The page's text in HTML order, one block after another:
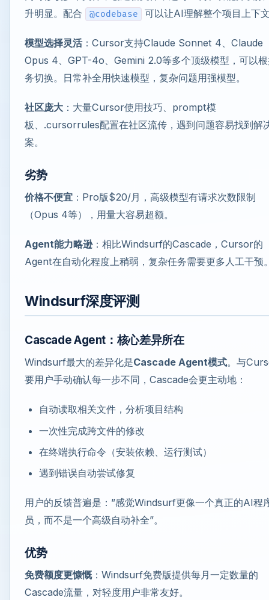
升明显。配合
@codebase 可以让AI理解整个项目上下
模型选择灵活：Cursor支持Claude Sonnet 4、Claude
Opus 4、GPT-4o、Gemini 2.0等多个顶级模型，可以
务切换。日常补全用快速模型，复杂问题用强模型。
社区庞大 ：大量Cursor使用技巧、prompt模
板、.cursorrules配置在社区流传，遇到问题容易找到解
案。
劣势
价格不便宜 ：Pro版$20/月，高级模型有请求次数限制
（Opus 4等），用量大容易超额。
Agent能力略逊：相比Windsurf的Cascade，Cursor的
Agent在自动化程度上稍弱，复杂任务需要更多人工干预
Windsurf深度评测
Cascade Agent：核心差异所在
Windsurf最大的差异化是Cascade Agent模式。与
要用户手动确认每一步不同，Cascade会更主动地：
自动读取相关文件，分析项目结构
一次性完成跨文件的修改
在终端执行命令（安装依赖、运行测试）
遇到错误自动尝试修复
用户的反馈普遍是：”感觉Windsurf更像一个真正的AI程
员，而不是一个高级自动补全”。
优势
免费额度更慷慨：Windsurf免费版提供每月一定数量的
Cascade流量，对轻度用户非常友好。